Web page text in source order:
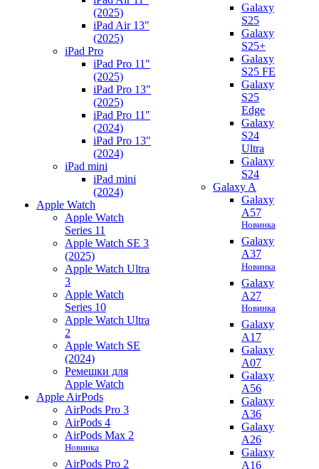
(2025)
iPad Air 13"
(2025)
iPad Pro
iPad Pro 11"
(2025)
iPad Pro 13"
(2025)
iPad Pro 11"
(2024)
iPad Pro 13"
(2024)
iPad mini
iPad mini
(2024)
Apple Watch
Apple Watch
Series 11
Apple Watch SE 3
(2025)
Apple Watch Ultra
3
Apple Watch
Series 10
Apple Watch Ultra
2
Apple Watch SE
(2024)
Ремешки для
Apple Watch
Apple AirPods
AirPods Pro 3
AirPods 4
AirPods Max 2
Новинка
AirPods Pro 2
Galaxy
S25
Galaxy
S25+
Galaxy
S25 FE
Galaxy
S25
Edge
Galaxy
S24
Ultra
Galaxy
S24
Galaxy A
Galaxy
A57
Новинка
Galaxy
A37
Новинка
Galaxy
A27
Новинка
Galaxy
A17
Galaxy
A07
Galaxy
A56
Galaxy
A36
Galaxy
A26
Galaxy
A16